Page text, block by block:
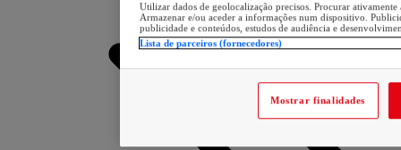
Utilizar dados de geolocalização precisos. Procurar
Armazenar e/ou aceder a informações num dispositivo.
publicidade e conteúdos, estudos de audiência e
Lista de parceiros (fornecedores)
Mostrar finalidades